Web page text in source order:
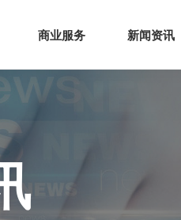
走进青创 青创生态 商业服务
商业服务 新闻资讯